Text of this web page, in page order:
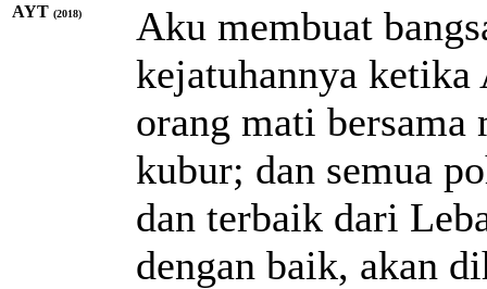
AYT (2018)
Aku membuat
kejatuhannya
orang mati
kubur; dan semua
dan terbaik dari
dengan baik, akan